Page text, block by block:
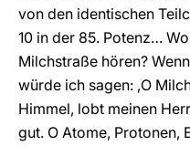
von den identischen
10 in der 85. Potenz…
Milchstraße hören?
würde ich sagen: ‚O
Himmel, lobt meinen
gut. O Atome, Protonen,